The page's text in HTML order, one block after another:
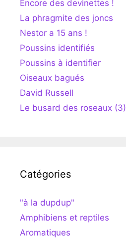
Encore des devinettes !
La phragmite des joncs
Nestor a 15 ans !
Poussins identifiés
Poussins à identifier
Oiseaux bagués
David Russell
Le busard des roseaux (3)
Catégories
"à la dupdup"
Amphibiens et reptiles
Aromatiques